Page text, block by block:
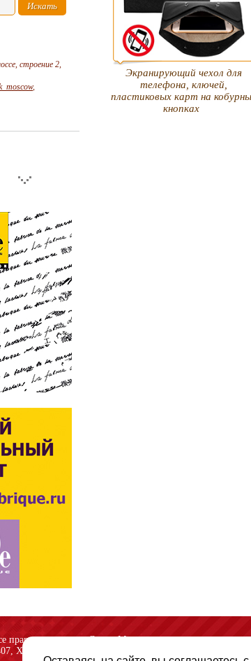
строение 2,
,
Экранирующий чехол для
телефона, ключей,
пластиковых карт на
кнопках
права защищены «Спарк-M»
Химки, Куркинское шоссе, строение 2, помещение 306,